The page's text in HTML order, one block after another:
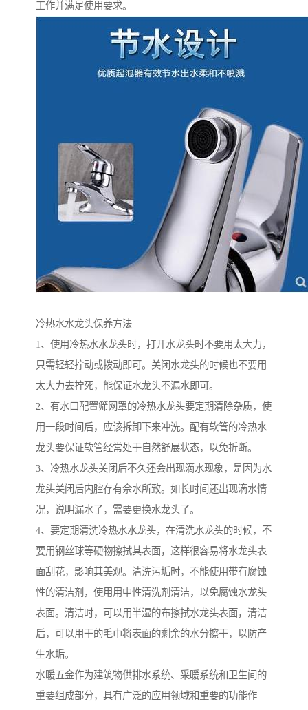
工作并满足使用要求。
冷热水水龙头保养方法
1、使用冷热水水龙头时，打开水龙头时不要用太大力，
只需轻轻拧动或拨动即可。关闭水龙头的时候也不要用
太大力去拧死，能保证水龙头不漏水即可。
2、有水口配置筛网罩的冷热水龙头要定期清除杂质，使
用一段时间后，应该拆卸下来冲洗。配有软管的冷热水
龙头要保证软管经常处于自然舒展状态，以免折断。
3、冷热水龙头关闭后不久还会出现滴水现象，是因为水
龙头关闭后内腔存有佘水所致。如长时间还出现滴水情
况，说明漏水了，需要更换水龙头了。
4、要定期清洗冷热水水龙头，在清洗水龙头的时候，不
要用钢丝球等硬物擦拭其表面，这样很容易将水龙头表
面刮花，影响其美观。清洗污垢时，不能使用带有腐蚀
性的清洁剂，使用用中性清洗剂清洁，以免腐蚀水龙头
表面。清洁时，可以用半湿的布擦拭水龙头表面，清洁
后，可以用干的毛巾将表面的剩余的水分擦干，以防产
生水垢。
水暖五金作为建筑物供排水系统、采暖系统和卫生间的
重要组成部分，具有广泛的应用领域和重要的功能作